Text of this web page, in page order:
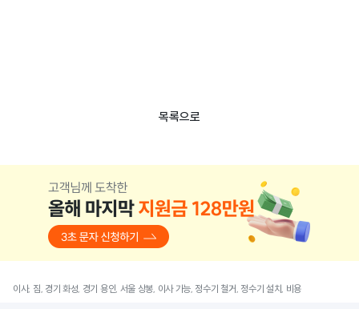
목록으로
이사, 짐, 경기 화성, 경기 용인, 서울 상봉, 이사 가능, 정수기 철거, 정수기 설치, 비용